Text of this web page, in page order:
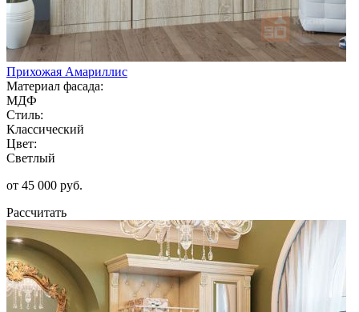
Прихожая Амариллис
Материал фасада:
МДФ
Стиль:
Классический
Цвет:
Светлый
от 45 000 руб.
Рассчитать